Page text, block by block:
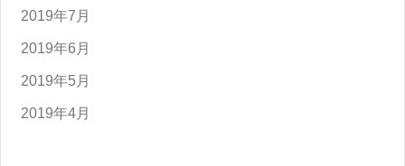
2019年7月
2019年6月
2019年5月
2019年4月